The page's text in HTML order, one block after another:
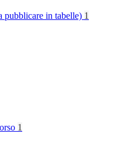
pubblicare in tabelle) 1
1